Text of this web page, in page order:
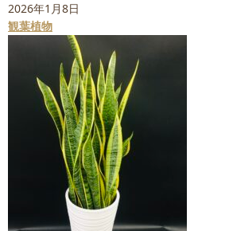
2026年1月8日
観葉植物